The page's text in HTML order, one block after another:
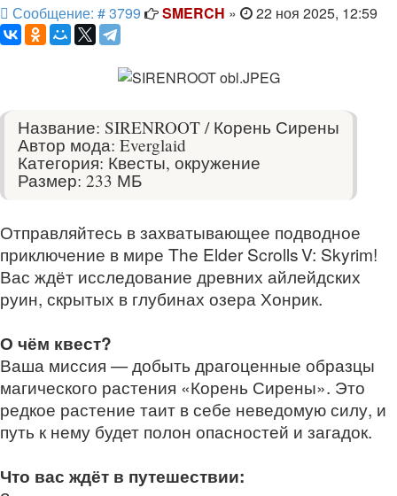
Сообщение: # 3799 Сообщение
SMERCH » 22 ноя 2025, 12:59
Название: SIRENROOT / Корень Сирены
Автор мода: Everglaid
Категория: Квесты, окружение
Размер: 233 МБ
Отправляйтесь в захватывающее подводное
приключение в мире The Elder Scrolls V: Skyrim!
Вас ждёт исследование древних айлейдских
руин, скрытых в глубинах озера Хонрик.
О чём квест?
Ваша миссия — добыть драгоценные образцы
магического растения «Корень Сирены». Это
редкое растение таит в себе неведомую силу, и
путь к нему будет полон опасностей и загадок.
Что вас ждёт в путешествии: